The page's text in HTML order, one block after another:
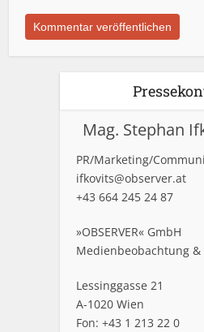
Mag. Stephan
PR/Marketing/
ifkovits@observer.at
+43 664 245 24 87
»OBSERVER« GmbH
Medienbeobachtung &
Lessinggasse 21
A-1020 Wien
Fon: +43 1 213 22 0